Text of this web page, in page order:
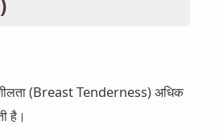
(Breast Tenderness) अधिक
है।